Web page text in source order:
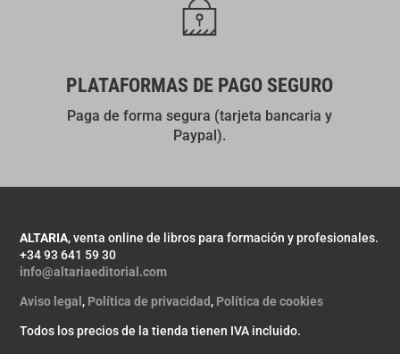
PLATAFORMAS DE PAGO SEGURO
Paga de forma segura (tarjeta bancaria y
Paypal).
ALTARIA, venta online de libros para formación y profesionales.
+34 93 641 59 30
info@altariaeditorial.com
Aviso legal , Política de privacidad , Política de cookies
Todos los precios de la tienda tienen IVA incluido.